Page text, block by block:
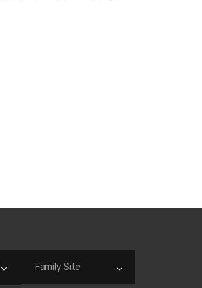
Family Site